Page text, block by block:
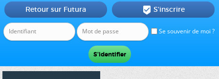
Se souvenir de moi ?
Retour sur Futura  S'inscrire